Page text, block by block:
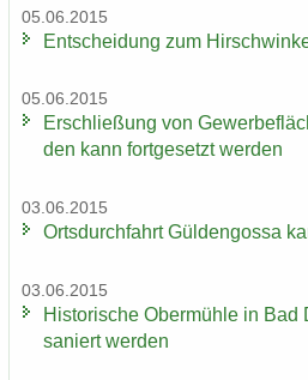
05.06.2015
Ent­schei­dung zum
05.06.2015
Er­schlie­ßung von
den kann fort­ge­setzt wer­den
03.06.2015
Orts­durch­fahrt Gül­den­gos­sa
03.06.2015
His­to­ri­sche Ober­müh­le in Bad
sa­niert wer­den